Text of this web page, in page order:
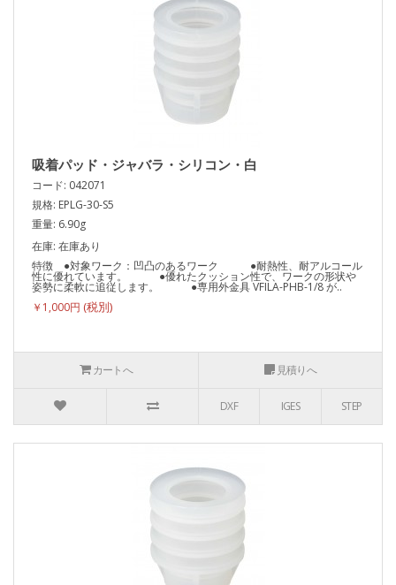
吸着パッド・ジャバラ・シリコン・白
コード: 042071
規格: EPLG-30-S5
重量: 6.90g
在庫: 在庫あり
特徴 ●対象ワーク：凹凸のあるワーク ●耐熱性、耐アルコール
性に優れています。 ●優れたクッション性で、ワークの形状や
姿勢に柔軟に追従します。 ●専用外金具 VFILA-PHB-1/8 が..
￥1,000円
カートへ 見積りへ
DXF IGES STEP